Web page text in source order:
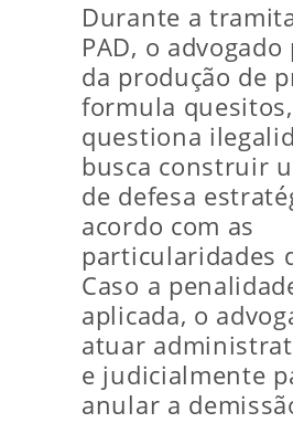
Durante a
PAD, o
da produção de
formula quesitos,
questiona
busca construir
de defesa
acordo com as
particularidades
Caso a
aplicada, o
atuar
e judicialmente
anular a